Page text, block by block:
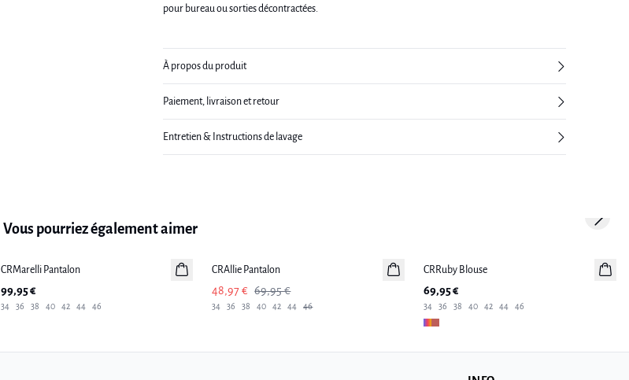
pour bureau ou sorties décontractées.
À propos du produit
Paiement, livraison et retour
Entretien & Instructions de lavage
Vous pourriez également aimer
Nouveautés
CRMarelli Pantalon
99,95 €
34 36 38 40 42 44 46
CRAllie Pantalon
48,97 € 69,95 €
34 36 38 40 42 44 46
Nouveautés
CRRuby Blouse
69,95 €
34 36 38 40 42 44 46
Next